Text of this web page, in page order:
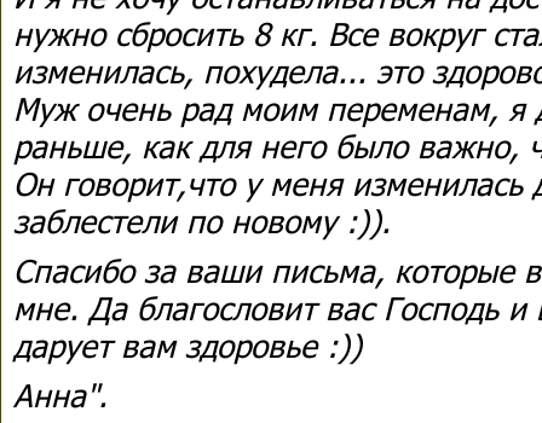
нужно сбросить 8 кг. Все вокруг
изменилась, похудела... это
Муж очень рад моим переменам, я
раньше, как для него было важно,
Он говорит,что у меня изменилась
заблестели по новому :)).
Спасибо за ваши письма, которые
мне. Да благословит вас Господь
дарует вам здоровье :))
Анна".